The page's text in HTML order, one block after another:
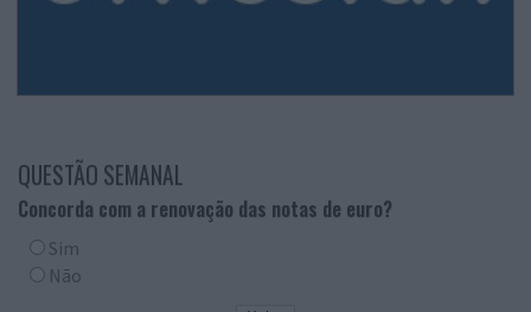
QUESTÃO SEMANAL
Concorda com a renovação das notas de euro?
Sim
Não